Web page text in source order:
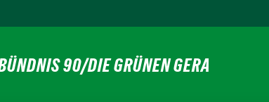
90/DIE GRÜNEN GERA